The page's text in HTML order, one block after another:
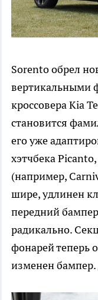
Sorento обрел
вертикальными
кроссовера Kia
становится
его уже
хэтчбека
(например,
шире, удлинен
передний
радикально.
фонарей теперь
изменен бампер.